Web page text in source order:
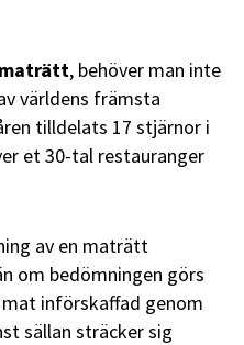
, behöver man inte
världens främsta
tilldelats 17 stjärnor i
et 30-tal restauranger
av en maträtt
om bedömningen görs
införskaffad genom
sällan sträcker sig